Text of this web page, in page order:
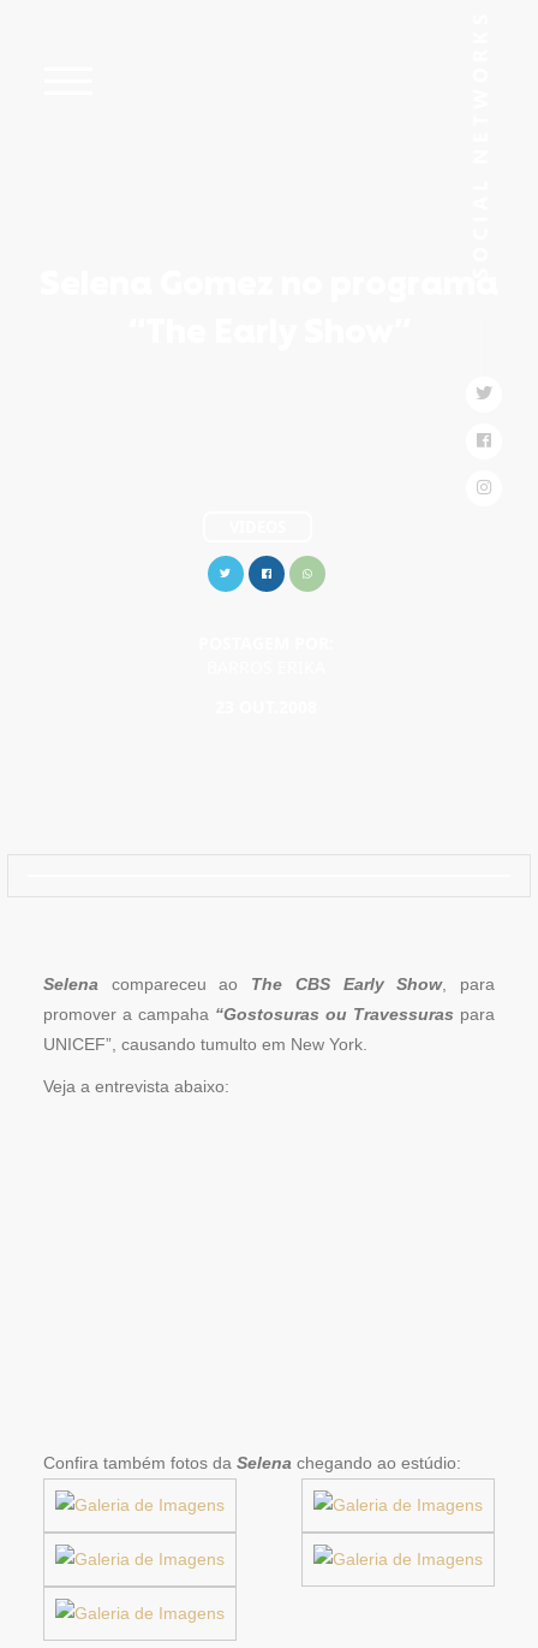
Selena compareceu ao The CBS Early Show, para
promover a campaha “Gostosuras ou Travessuras para
UNICEF”, causando tumulto em New York.
Veja a entrevista abaixo:
Confira também fotos da Selena chegando ao estúdio: